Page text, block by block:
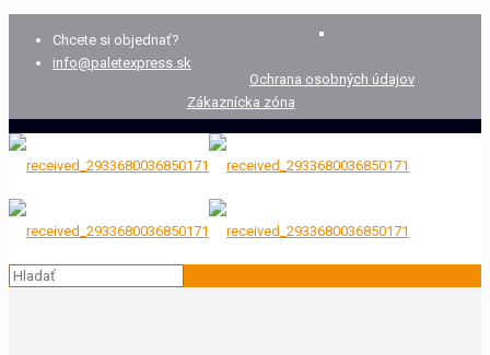
Chcete si objednať?
info@paletexpress.sk
Ochrana osobných údajov
Zákaznícka zóna